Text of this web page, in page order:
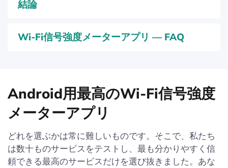
結論
Wi-Fi信号強度メーターアプリ — FAQ
Android用最高のWi-Fi信号強度
メーターアプリ
どれを選ぶかは常に難しいものです。そこで、私たち
は数十ものサービスをテストし、最も分かりやすく信
頼できる最高のサービスだけを選び抜きました。あな